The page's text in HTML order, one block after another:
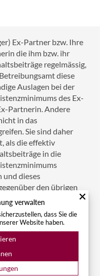
Ex-Partner bzw. Ihre
die ihm bzw. ihr
regelmässig,
diese
Auslagen bei der
des Ex-
Partnerin. Andere
in das
Sie sind daher
als die effektiv
in die
und dieses
den übrigen
ist.
Ex-Partner bzw. Ihre
die ihm bzw. ihr
nicht und
können Sie sich
verwalten
dass Sie die
Website haben.